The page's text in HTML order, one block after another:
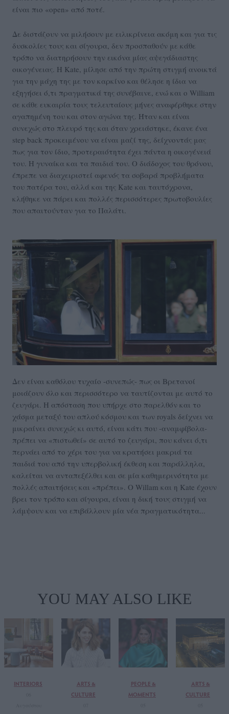
είναι πιο «open» από ποτέ.
Δε διστάζουν να μιλήσουν με ειλικρίνεια ακόμη και για τις
δυσκολίες τους και σίγουρα, δεν προσπαθούν με κάθε
τρόπο να διατηρήσουν την εικόνα μίας αψεγάδιαστης
οικογένειας. Η Kate, μίλησε από την πρώτη στιγμή ανοικτά
για την μάχη της με τον καρκίνο και θέλησε η ίδια να
εξηγήσει ό,τι πραγματικά της συνέβαινε, ενώ και ο William
σε κάθε ευκαιρία τους τελευταίους μήνες αναφέρθηκε στην
αγαπημένη του και στον αγώνα της. Ήταν και είναι
συνεχώς στο πλευρό της και όταν χρειάστηκε, έκανε ένα
step back προκειμένου να είναι μαζί της, δείχνοντάς μας
πως για τον ίδιο, προτεραιότητα έχει πάντα η οικογένειά
του. Η γυναίκα και τα παιδιά του. Ο διάδοχος του θρόνου,
έπρεπε να διαχειριστεί αφενός τα σοβαρά προβλήματα
του πατέρα του, αλλά και της Kate και ταυτόχρονα,
κλήθηκε να πάρει και πολλές περισσότερες πρωτοβουλίες
που απαιτούνταν για το Παλάτι.
Δεν είναι καθόλου τυχαίο -συνεπώς- πως οι Βρετανοί
μοιάζουν όλο και περισσότερο να ταυτίζονται με αυτό το
ζευγάρι. Η απόσταση που υπήρχε στο παρελθόν και το
χάσμα μεταξύ του απλού κόσμου και των royals δείχνει να
μικραίνει συνεχώς κι αυτό, είναι κάτι που -αναμφίβολα-
πρέπει να «πιστωθεί» σε αυτό το ζευγάρι, που κάνει ό,τι
περνάει από το χέρι του για να κρατήσει μακριά τα
παιδιά του από την υπερβολική έκθεση και παράλληλα,
καλείται να ανταπεξέλθει και σε μία καθημερινότητα με
πολλές απαιτήσεις και «πρέπει». Ο Willam και η Kate έχουν
βρει τον τρόπο και σίγουρα, είναι η δική τους στιγμή να
λάμψουν και να επιβάλλουν μία νέα πραγματικότητα...
YOU MAY ALSO LIKE
INTERIORS
ARTS &
CULTURE
PEOPLE &
MOMENTS
ARTS &
CULTURE